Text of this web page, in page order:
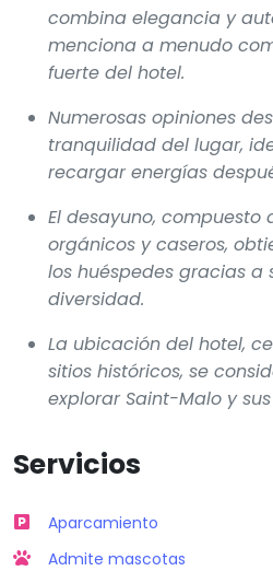
combina elegancia y
menciona a menudo
fuerte del hotel.
Numerosas opiniones
tranquilidad del lugar,
recargar energías
El desayuno, compuesto
orgánicos y caseros,
los huéspedes gracias a
diversidad.
La ubicación del hotel,
sitios históricos, se
explorar Saint-Malo y
Servicios
Aparcamiento
Admite mascotas